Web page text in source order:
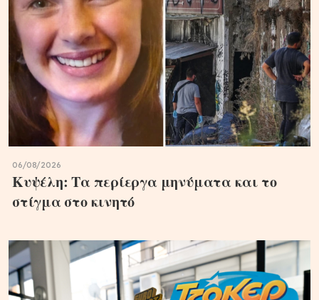
06/08/2026
Κυψέλη: Τα περίεργα μηνύματα και το
στίγμα στο κινητό